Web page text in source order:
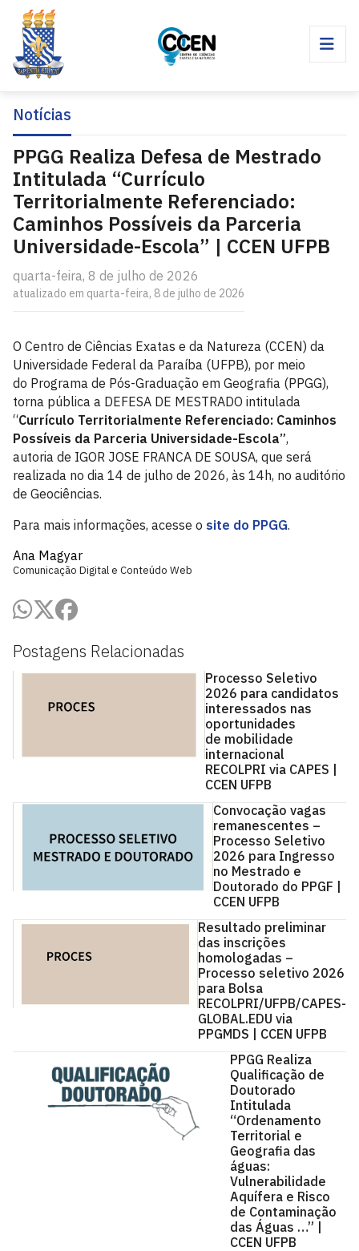
Postagens Relacionadas
Processo Seletivo
2026 para candidatos
interessados nas
oportunidades
de mobilidade
internacional
RECOLPRI via CAPES |
CCEN UFPB
Convocação vagas
remanescentes –
Processo Seletivo
2026 para Ingresso
no Mestrado e
Doutorado do PPGF |
CCEN UFPB
Resultado preliminar
das inscrições
homologadas –
Processo seletivo 2026
para Bolsa
RECOLPRI/UFPB/CAPES-
GLOBAL.EDU via
PPGMDS | CCEN UFPB
PPGG Realiza
Qualificação de
Doutorado
Intitulada
“Ordenamento
Territorial e
Geografia das
águas:
Vulnerabilidade
Aquífera e Risco
de Contaminação
das Águas …” |
CCEN UFPB
Notícias
PPGG Realiza Defesa de Mestrado
Intitulada “Currículo
Territorialmente Referenciado:
Caminhos Possíveis da Parceria
Universidade-Escola” | CCEN UFPB
quarta-feira, 8 de julho de 2026
atualizado em quarta-feira, 8 de julho de 2026
O Centro de Ciências Exatas e da Natureza (CCEN) da
Universidade Federal da Paraíba (UFPB), por meio
do Programa de Pós-Graduação em Geografia (PPGG),
torna pública a DEFESA DE MESTRADO intitulada
“Currículo Territorialmente Referenciado: Caminhos
Possíveis da Parceria Universidade-Escola”,
autoria de IGOR JOSE FRANCA DE SOUSA, que será
realizada no dia 14 de julho de 2026, às 14h, no auditório
de Geociências.
Para mais informações, acesse o site do PPGG.
Ana Magyar
Comunicação Digital e Conteúdo Web